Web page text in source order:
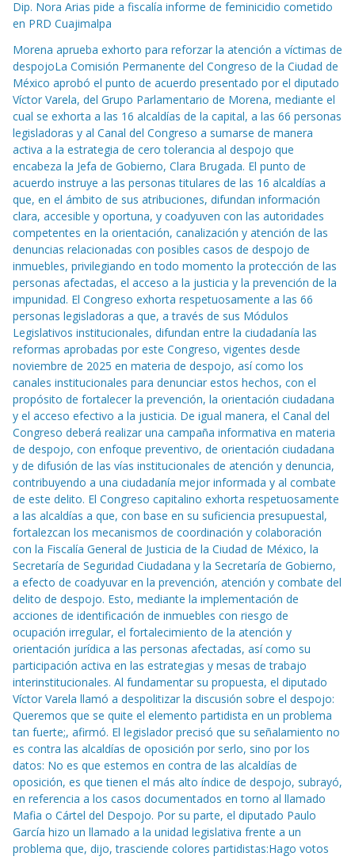
Dip. Nora Arias pide a fiscalía informe de feminicidio cometido
en PRD Cuajimalpa
Morena aprueba exhorto para reforzar la atención a víctimas de
despojoLa Comisión Permanente del Congreso de la Ciudad de
México aprobó el punto de acuerdo presentado por el diputado
Víctor Varela, del Grupo Parlamentario de Morena, mediante el
cual se exhorta a las 16 alcaldías de la capital, a las 66 personas
legisladoras y al Canal del Congreso a sumarse de manera
activa a la estrategia de cero tolerancia al despojo que
encabeza la Jefa de Gobierno, Clara Brugada. El punto de
acuerdo instruye a las personas titulares de las 16 alcaldías a
que, en el ámbito de sus atribuciones, difundan información
clara, accesible y oportuna, y coadyuven con las autoridades
competentes en la orientación, canalización y atención de las
denuncias relacionadas con posibles casos de despojo de
inmuebles, privilegiando en todo momento la protección de las
personas afectadas, el acceso a la justicia y la prevención de la
impunidad. El Congreso exhorta respetuosamente a las 66
personas legisladoras a que, a través de sus Módulos
Legislativos institucionales, difundan entre la ciudadanía las
reformas aprobadas por este Congreso, vigentes desde
noviembre de 2025 en materia de despojo, así como los
canales institucionales para denunciar estos hechos, con el
propósito de fortalecer la prevención, la orientación ciudadana
y el acceso efectivo a la justicia. De igual manera, el Canal del
Congreso deberá realizar una campaña informativa en materia
de despojo, con enfoque preventivo, de orientación ciudadana
y de difusión de las vías institucionales de atención y denuncia,
contribuyendo a una ciudadanía mejor informada y al combate
de este delito. El Congreso capitalino exhorta respetuosamente
a las alcaldías a que, con base en su suficiencia presupuestal,
fortalezcan los mecanismos de coordinación y colaboración
con la Fiscalía General de Justicia de la Ciudad de México, la
Secretaría de Seguridad Ciudadana y la Secretaría de Gobierno,
a efecto de coadyuvar en la prevención, atención y combate del
delito de despojo. Esto, mediante la implementación de
acciones de identificación de inmuebles con riesgo de
ocupación irregular, el fortalecimiento de la atención y
orientación jurídica a las personas afectadas, así como su
participación activa en las estrategias y mesas de trabajo
interinstitucionales. Al fundamentar su propuesta, el diputado
Víctor Varela llamó a despolitizar la discusión sobre el despojo:
Queremos que se quite el elemento partidista en un problema
tan fuerte;, afirmó. El legislador precisó que su señalamiento no
es contra las alcaldías de oposición por serlo, sino por los
datos: No es que estemos en contra de las alcaldías de
oposición, es que tienen el más alto índice de despojo, subrayó,
en referencia a los casos documentados en torno al llamado
Mafia o Cártel del Despojo. Por su parte, el diputado Paulo
García hizo un llamado a la unidad legislativa frente a un
problema que, dijo, trasciende colores partidistas:Hago votos